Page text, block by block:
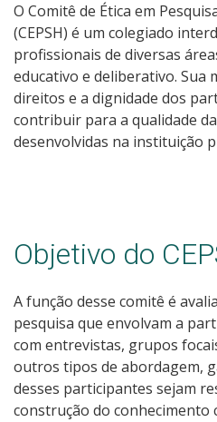
O Comitê de Ética em
(CEPSH) é um colegiado
profissionais de diversas
educativo e deliberativo. Sua
direitos e a dignidade dos
contribuir para a qualidade
desenvolvidas na instituição
Objetivo do
A função desse comitê é
pesquisa que envolvam a
com entrevistas, grupos
outros tipos de abordagem,
desses participantes sejam
construção do conhecimento